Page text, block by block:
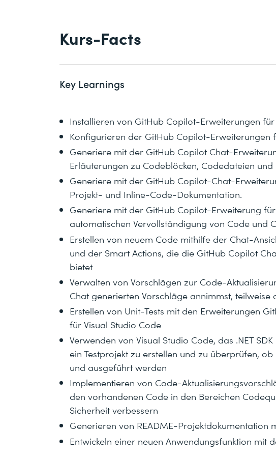
Kurs-Facts
Key Learnings
Installieren von GitHub Copilot-Erweiterungen
Konfigurieren der GitHub Copilot-Erweiterungen
Generiere mit der GitHub Copilot Chat-
Erläuterungen zu Codeblöcken, Codedateien
Generiere mit der GitHub Copilot-Chat-
Projekt- und Inline-Code-Dokumentation.
Generiere mit der GitHub Copilot-Erweiterung
automatischen Vervollständigung von Code und
Erstellen von neuem Code mithilfe der Chat-
und der Smart Actions, die die GitHub Copilot
bietet
Verwalten von Vorschlägen zur Code-
Chat generierten Vorschläge annimmst,
Erstellen von Unit-Tests mit den Erweiterungen
für Visual Studio Code
Verwenden von Visual Studio Code, das .NET
ein Testprojekt zu erstellen und zu überprüfen,
und ausgeführt werden
Implementieren von Code-
den vorhandenen Code in den Bereichen
Sicherheit verbessern
Generieren von README-Projektdokumentation
Entwickeln einer neuen Anwendungsfunktion mit